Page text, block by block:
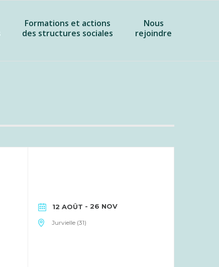
Formations et actions
des structures sociales
Nous
rejoindre
12 AOÛT - 26 NOV
Jurvielle (31)